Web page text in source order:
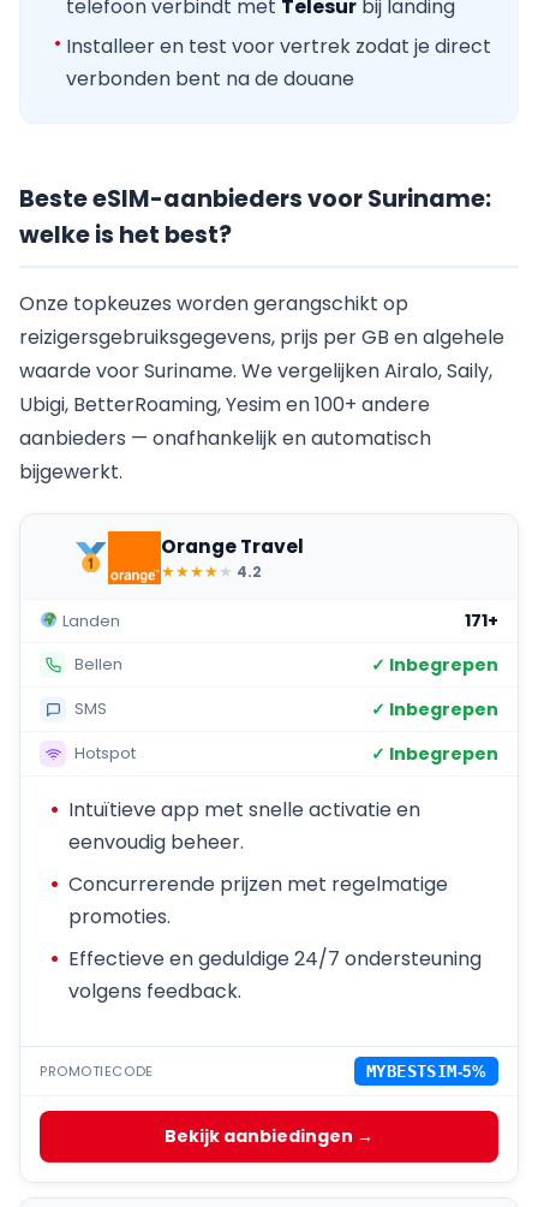
telefoon verbindt met Telesur bij landing
Installeer en test voor vertrek zodat je direct
verbonden bent na de douane
Beste eSIM-aanbieders voor Suriname:
welke is het best?
Onze topkeuzes worden gerangschikt op
reizigersgebruiksgegevens, prijs per GB en algehele
waarde voor Suriname. We vergelijken Airalo, Saily,
Ubigi, BetterRoaming, Yesim en 100+ andere
aanbieders — onafhankelijk en automatisch
bijgewerkt.
Orange Travel
★★★★★ 4.2
Landen 171+
Bellen ✓ Inbegrepen
SMS ✓ Inbegrepen
Hotspot ✓ Inbegrepen
Intuïtieve app met snelle activatie en
eenvoudig beheer.
Concurrerende prijzen met regelmatige
promoties.
Effectieve en geduldige 24/7 ondersteuning
volgens feedback.
PROMOTIECODE MYBESTSIM-5%
Bekijk aanbiedingen →